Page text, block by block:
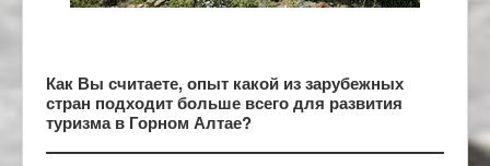
Как Вы считаете, опыт какой из зарубежных
стран подходит больше всего для развития
туризма в Горном Алтае?